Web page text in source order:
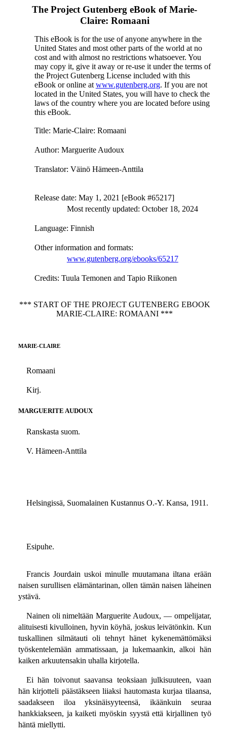
The Project Gutenberg eBook ofMarie-
Claire: Romaani
This eBook is for the use of anyone anywhere in the
United States and most other parts of the world at no
cost and with almost no restrictions whatsoever. You
may copy it, give it away or re-use it under the terms of
the Project Gutenberg License included with this
eBook or online at www.gutenberg.org. If you are not
located in the United States, you will have to check the
laws of the country where you are located before using
this eBook.
Title: Marie-Claire: Romaani
Author: Marguerite Audoux
Translator: Väinö Hämeen-Anttila
Release date: May 1, 2021 [eBook #65217]
Most recently updated: October 18, 2024
Language: Finnish
Other information and formats:
www.gutenberg.org/ebooks/65217
Credits: Tuula Temonen and Tapio Riikonen
*** START OF THE PROJECT GUTENBERG EBOOK
MARIE-CLAIRE: ROMAANI ***
MARIE-CLAIRE
Romaani
Kirj.
MARGUERITE AUDOUX
Ranskasta suom.
V. Hämeen-Anttila
Helsingissä, Suomalainen Kustannus O.-Y. Kansa, 1911.
Esipuhe.
Francis Jourdain uskoi minulle muutamana iltana erään
naisen surullisen elämäntarinan, ollen tämän naisen läheinen
ystävä.
Nainen oli nimeltään Marguerite Audoux, — ompelijatar,
alituisesti kivulloinen, hyvin köyhä, joskus leivätönkin. Kun
tuskallinen silmätauti oli tehnyt hänet kykenemättömäksi
työskentelemään ammatissaan, ja lukemaankin, alkoi hän
kaiken arkuutensakin uhalla kirjotella.
Ei hän toivonut saavansa teoksiaan julkisuuteen, vaan
hän kirjotteli päästäkseen liiaksi hautomasta kurjaa tilaansa,
saadakseen iloa yksinäisyyteensä, ikäänkuin seuraa
hankkiakseen, ja kaiketi myöskin syystä että kirjallinen työ
häntä miellytti.